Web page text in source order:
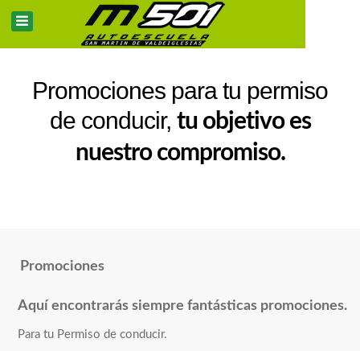
Promociones para tu permiso
de conducir, tu objetivo es
nuestro compromiso.
Promociones
Aquí encontrarás siempre fantásticas promociones.
Para tu Permiso de conducir.